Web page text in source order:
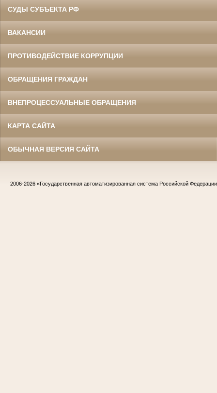
СУДЫ СУБЪЕКТА РФ
ВАКАНСИИ
ПРОТИВОДЕЙСТВИЕ КОРРУПЦИИ
ОБРАЩЕНИЯ ГРАЖДАН
ВНЕПРОЦЕССУАЛЬНЫЕ ОБРАЩЕНИЯ
КАРТА САЙТА
ОБЫЧНАЯ ВЕРСИЯ САЙТА
2006-2026 «Государственная автоматизированная система Российской